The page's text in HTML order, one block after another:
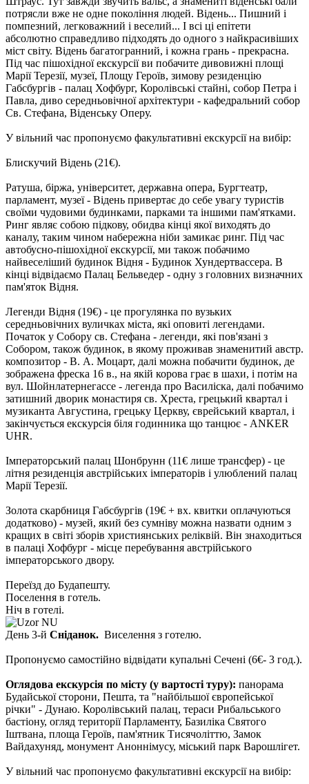
потрясли вже не одне покоління людей. Відень... Пишний і
помпезний, легковажний і веселий... І всі ці епітети
абсолютно справедливо підходять до одного з найкрасивіших
міст світу. Відень багатогранний, і кожна грань - прекрасна.
Під час пішохідної екскурсії ви побачите дивовижні площі
Марії Терезії, музеї, Площу Героїв, зимову резиденцію
Габсбургів - палац Хофбург, Королівські стайні, собор Петра і
Павла, диво середньовічної архітектури - кафедральний собор
Св. Стефана, Віденську Оперу.
У вільний час пропонуємо факультативні екскурсії на вибір:
Блискучий Відень (21€).
Ратуша, біржа, університет, державна опера, Бургтеатр,
парламент, музеї - Відень привертає до себе увагу туристів
своїми чудовими будинками, парками та іншими пам'ятками.
Ринг являє собою підкову, обидва кінці якої виходять до
каналу, таким чином набережна ніби замикає ринг. Під час
автобусно-пішохідної екскурсії, ми також побачимо
найвеселіший будинок Відня - Будинок Хундертвассера. В
кінці відвідаємо Палац Бельведер - одну з головних визначних
пам'яток Відня.
Легенди Відня (19€) - це прогулянка по вузьких
середньовічних вуличках міста, які оповиті легендами.
Початок у Собору св. Стефана - легенди, які пов'язані з
Собором, також будинок, в якому проживав знаменитий австр.
композитор - В. А. Моцарт, далі можна побачити будинок, де
зображена фреска 16 в., на якій корова грає в шахи, і потім на
вул. Шойнлатернегассе - легенда про Василіска, далі побачимо
затишний дворик монастиря св. Хреста, грецький квартал і
музиканта Августина, грецьку Церкву, єврейський квартал, і
закінчується екскурсія біля годинника що танцює - ANKER
UHR.
Імператорський палац Шонбрунн (11€ лише трансфер) - це
літня резиденція австрійських імператорів і улюблений палац
Марії Терезії.
Золота скарбниця Габсбургів (19€ + вх. квитки оплачуються
додатково) - музей, який без сумніву можна назвати одним з
кращих в світі зборів християнських реліквій. Він знаходиться
в палаці Хофбург - місце перебування австрійського
імператорського двору.
Переїзд до Будапешту.
Поселення в готель.
Ніч в готелі.
День 3-й Сніданок. Виселення з готелю.
Пропонуємо самостійно відвідати купальні Сечені (6€- 3 год.).
Оглядова екскурсія по місту (у вартості туру): панорама
Будайської сторони, Пешта, та "найбільшої європейської
річки" - Дунаю. Королівський палац, тераси Рибальського
бастіону, огляд території Парламенту, Базиліка Святого
Іштвана, площа Героїв, пам'ятник Тисячоліттю, Замок
Вайдахуняд, монумент Аноннімусу, міський парк Варошлігет.
У вільний час пропонуємо факультативні екскурсії на вибір: